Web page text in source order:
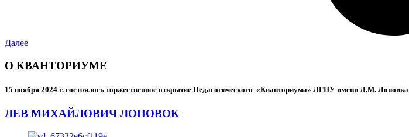
Далее
О КВАНТОРИУМЕ
15 ноября 2024 г. состоялось торжественное открытие Педагогического «Кванториума» ЛГПУ имени Л.М. Лоповка
ЛЕВ МИХАЙЛОВИЧ ЛОПОВОК